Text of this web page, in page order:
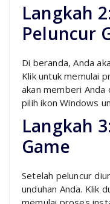
Langkah
Peluncur
Di beranda, Anda
Klik untuk memulai
akan memberi
pilih ikon Windows
Langkah
Game
Setelah peluncur
unduhan Anda. Klik